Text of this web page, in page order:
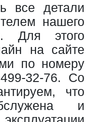
все детали
нашего
. Для этого
на сайте
по номеру
32-76. Со
что
и